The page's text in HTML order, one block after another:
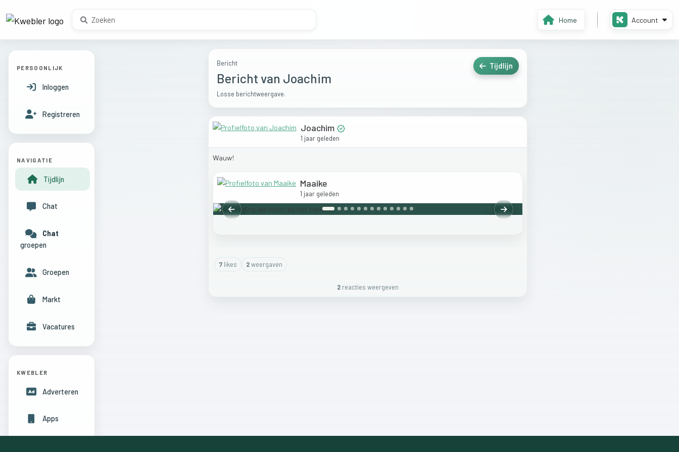
Home Account
Bericht
Bericht van Joachim
Losse berichtweergave.
Tijdlijn
Joachim
1 jaar geleden
Wauw!
Maaike
1 jaar geleden
Vorige Volgende
7likes 2weergaven
2 reacties weergeven
PERSOONLIJK
Inloggen
Registreren
NAVIGATIE
Tijdlijn
Chat
Chat
groepen
Groepen
Markt
Vacatures
KWEBLER
Adverteren
Apps